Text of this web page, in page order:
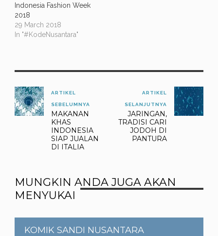
Indonesia Fashion Week
2018
29 March 2018
In "#KodeNusantara"
ARTIKEL
SEBELUMNYA
MAKANAN
KHAS
INDONESIA
SIAP JUALAN
DI ITALIA
ARTIKEL
SELANJUTNYA
JARINGAN,
TRADISI CARI
JODOH DI
PANTURA
MUNGKIN ANDA JUGA AKAN
MENYUKAI
KOMIK SANDI NUSANTARA